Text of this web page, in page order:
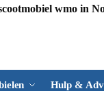
Hulp &